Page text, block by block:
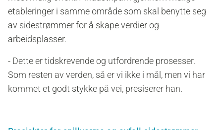
etableringer i samme område som skal benytte seg
av sidestrømmerfor å skape verdier og
arbeidsplasser.
- Dette er tidskrevende og utfordrende prosesser.
Som resten av verden, så er vi ikke i mål, men vi har
kommet et godt stykke på vei, presiserer han.